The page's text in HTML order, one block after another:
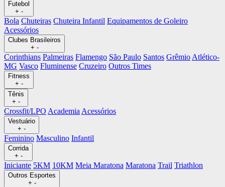
Futebol
+ -
Bola Chuteiras Chuteira Infantil Equipamentos de Goleiro
Acessórios
Clubes Brasileiros
+ -
Corinthians Palmeiras Flamengo São Paulo Santos Grêmio Atlético-
MG Vasco Fluminense Cruzeiro Outros Times
Fitness
+ -
Tênis
+ -
Crossfit/LPO Academia Acessórios
Vestuário
+ -
Feminino Masculino Infantil
Corrida
+ -
Iniciante 5KM 10KM Meia Maratona Maratona Trail Triathlon
Outros Esportes
+ -